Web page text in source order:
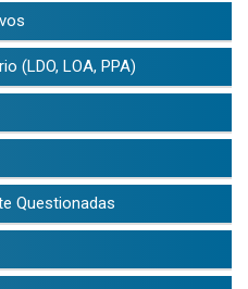
(LDO, LOA, PPA)
Questionadas